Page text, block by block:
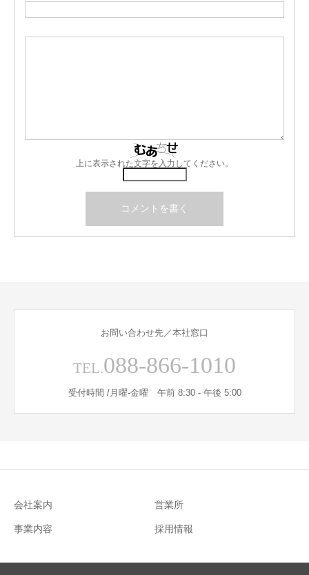
上に表示された文字を入力してください。
お問い合わせ先／本社窓口
TEL.088-866-1010
受付時間 /月曜-金曜 午前 8:30 - 午後 5:00
会社案内 営業所
事業内容 採用情報